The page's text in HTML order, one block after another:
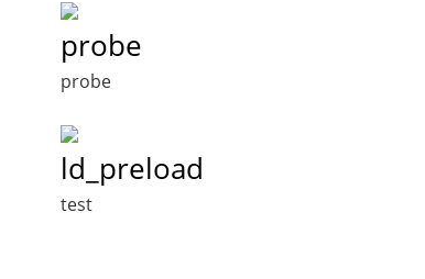
probe
probe
ld_preload
test